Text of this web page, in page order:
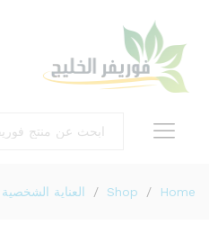
Home
/
Shop
/ العناية الشخصية